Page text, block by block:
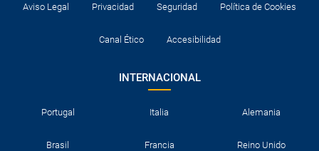
Aviso Legal Privacidad Seguridad Política de Cookies
Canal Ético Accesibilidad
INTERNACIONAL
Portugal Italia Alemania
Brasil Francia Reino Unido